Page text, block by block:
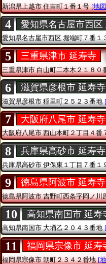
新潟県上越市住吉町１番１号 [地
4 愛知県名古屋市西区
愛知県名古屋市西区堀端町７番１
5 三重県津市 延寿寺
三重県津市白山町二本木２１８０
6 滋賀県彦根市 延寿寺
滋賀県彦根市 稲里町２５２３番地
7 大阪府八尾市 延寿寺
大阪府八尾市西山本町２丁目４番
8 兵庫県高砂市 延寿寺
兵庫県高砂市 伊保東１丁目７番１
9 徳島県阿波市 延寿寺
徳島県阿波市吉野町西条字岡ノ川
10 高知県南国市 延寿
高知県南国市大埇乙２０４３番地
11 福岡県宗像市 延寿
福岡県宗像市朝町２３４２番地 [